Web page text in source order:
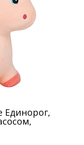
Единорог,